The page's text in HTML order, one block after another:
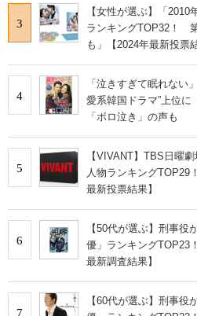
3
【女性が選ぶ】「
ランキングTOP32！
も」【2024年最新投票
4
「泣きすぎて眠れな
愛系韓国ドラマ”上位に
「ボロ泣き」の声も
5
【VIVANT】TBS日曜
人物ランキング
最新投票結果】
6
【50代が選ぶ】刑事役
優」ランキングTOP23
最新調査結果】
7
【60代が選ぶ】刑事役